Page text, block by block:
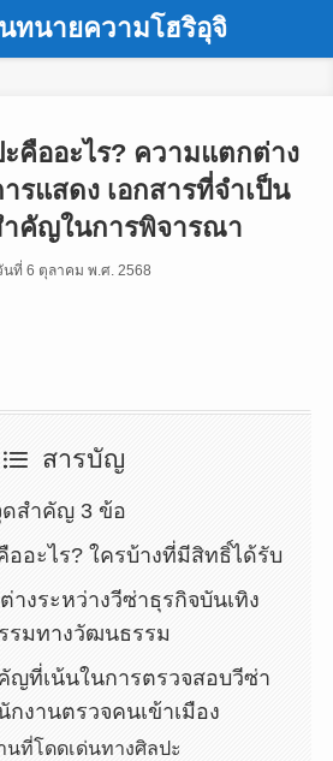
ทนายความโฮริอุจิ
คืออะไร? ความแตกต่าง
รแสดง เอกสารที่จำเป็น
ำคัญในการพิจารณา
นที่ 6 ตุลาคม พ.ศ. 2568
สารบัญ
สำคัญ 3 ข้อ
ออะไร? ใครบ้างที่มีสิทธิ์ได้รับ
างระหว่างวีซ่าธุรกิจบันเทิง
รมทางวัฒนธรรม
ญที่เน้นในการตรวจสอบวีซ่า
งานตรวจคนเข้าเมือง
นที่โดดเด่นทางศิลปะ